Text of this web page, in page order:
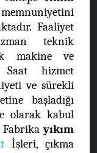
Faaliyet
teknik
makine ve
hizmet
ve sürekli
başladığı
olarak kabul
Fabrikayıkım
İşleri, çıkma